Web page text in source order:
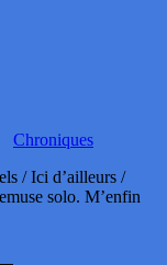
Chroniques
/ Ici d’ailleurs /
solo. M’enfin